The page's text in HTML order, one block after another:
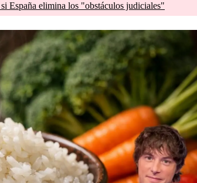
España elimina los "obstáculos judiciales"